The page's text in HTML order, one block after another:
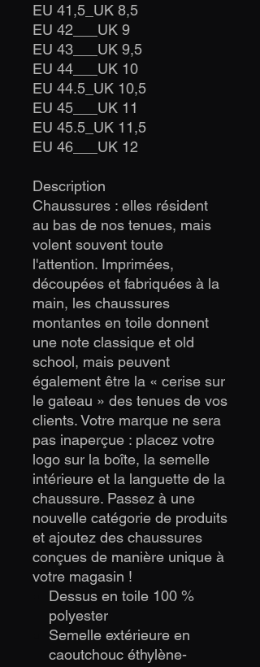
EU 41,5_UK 8,5
EU 42___UK 9
EU 43___UK 9,5
EU 44___UK 10
EU 44.5_UK 10,5
EU 45___UK 11
EU 45.5_UK 11,5
EU 46___UK 12
Description
Chaussures : elles résident
au bas de nos tenues, mais
volent souvent toute
l'attention. Imprimées,
découpées et fabriquées à la
main, les chaussures
montantes en toile donnent
une note classique et old
school, mais peuvent
également être la « cerise sur
le gateau » des tenues de vos
clients. Votre marque ne sera
pas inaperçue : placez votre
logo sur la boîte, la semelle
intérieure et la languette de la
chaussure. Passez à une
nouvelle catégorie de produits
et ajoutez des chaussures
conçues de manière unique à
votre magasin !
Dessus en toile 100 %
polyester
Semelle extérieure en
caoutchouc éthylène-